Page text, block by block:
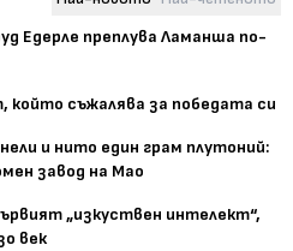
Едерле преплува Ламанша по-
съжалява за победата си
и нито един грам плутоний:
завод на Мао
„изкуствен интелект“,
век